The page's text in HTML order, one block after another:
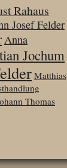
Rahaus
Josef Felder
Anna
Jochum
Matthias
Thomas